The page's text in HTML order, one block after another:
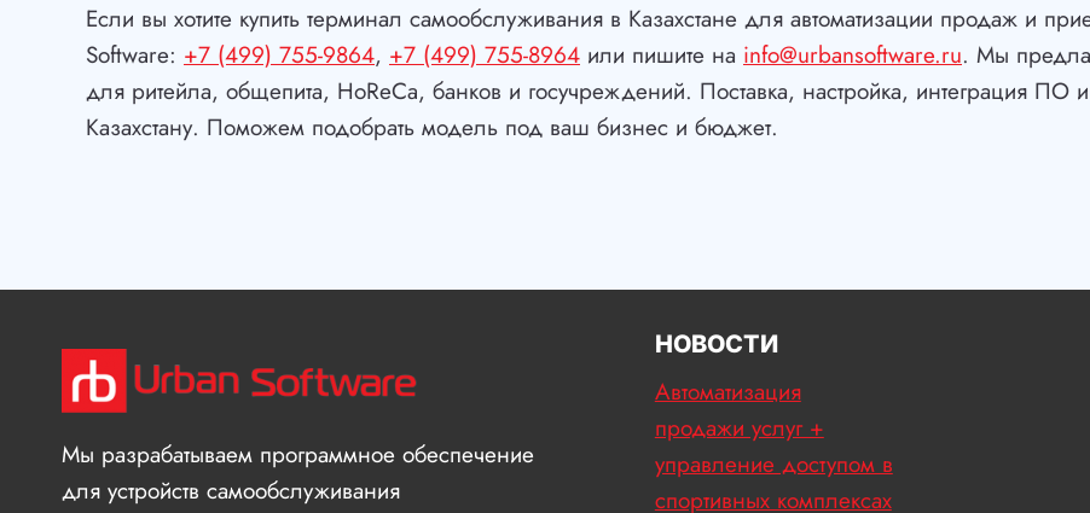
ДЕНЬГИ»!
Если вы хотите купить терминал самообслуживания в Казахстане для автоматизации продаж и
Software: +7 (499) 755-9864, +7 (499) 755-8964 или пишите на info@urbansoftware.ru. Мы
для ритейла, общепита, HoReCa, банков и госучреждений. Поставка, настройка, интеграция ПО
Казахстану. Поможем подобрать модель под ваш бизнес и бюджет.
Мы разрабатываем программное обеспечение
для устройств самообслуживания
НОВОСТИ
Автоматизация
продажи услуг +
управление доступом в
спортивных комплексах